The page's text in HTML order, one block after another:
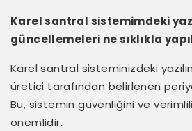
Karel santral sistemimdeki
güncellemeleri ne sıklıkla
Karel santral sisteminizdeki
üretici tarafından belirlenen
Bu, sistemin güvenliğini ve
önemlidir.